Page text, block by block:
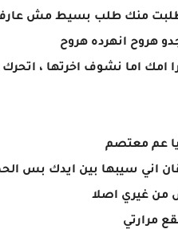
طلبت منك طلب بسيط مش
هروح انهرده هروح
اما نشوف اخرتها ، اتحرك
يا عم معتصم
اني سيبها بين ايدك بس
من غيري اصلا
مرارتي